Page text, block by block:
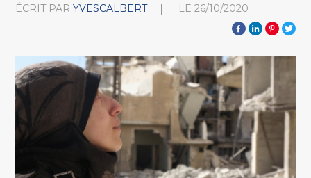
ÉCRIT PAR YVESCALBERT LE 26/10/2020